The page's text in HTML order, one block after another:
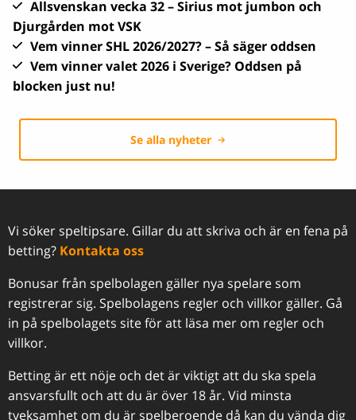
Allsvenskan vecka 32 – Sirius mot jumbon och
Djurgården mot VSK
Vem vinner SHL 2026/2027? – Så säger oddsen
Vem vinner valet 2026 i Sverige? Oddsen på
blocken just nu!
Se alla nyheter
Vi söker speltipsare. Gillar du att skriva och är en fena på
betting? Kontakta oss
Bonusar från spelbolagen gäller nya spelare som
registrerar sig. Spelbolagens regler och villkor gäller. Gå
in på spelbolagets site för att läsa mer om regler och
villkor.
Betting är ett nöje och det är viktigt att du ska spela
ansvarsfullt och att du är över 18 år. Vid minsta
tveksamhet om du är spelberoende då kan du vända dig